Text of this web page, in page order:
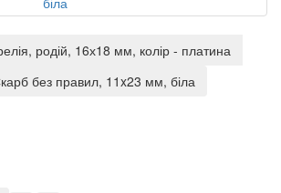
родій, 16х18 мм, колір - платина
без правил, 11x23 мм, біла